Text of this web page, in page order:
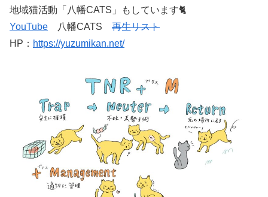
地域猫活動「八幡CATS」もしています🐈
YouTube 八幡CATS 再生リスト
HP： https://yuzumikan.net/